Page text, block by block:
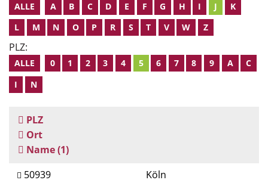
ALLE A B C D E F G H I J
K
L
M N O P R S T V W Z
PLZ:
ALLE 0 1 2 3 4 5 6 7 8 9 A
C
I
N
PLZ
Ort
Name(1)
50939
Köln